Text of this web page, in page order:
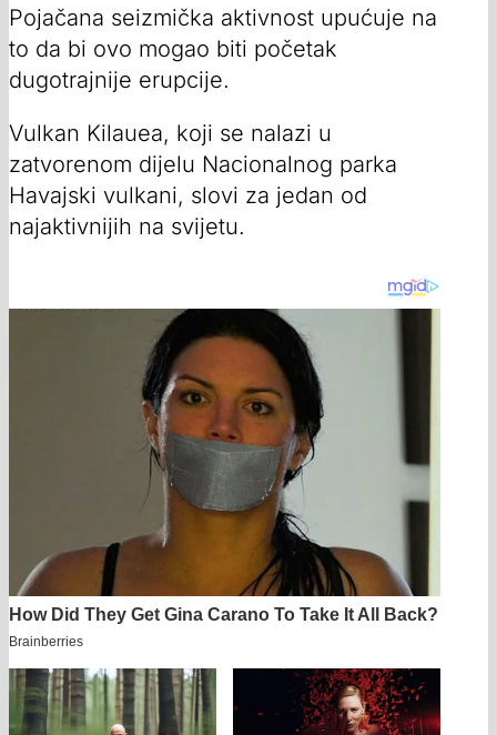
Pojačana seizmička aktivnost upućuje na
to da bi ovo mogao biti početak
dugotrajnije erupcije.
Vulkan Kilauea, koji se nalazi u
zatvorenom dijelu Nacionalnog parka
Havajski vulkani, slovi za jedan od
najaktivnijih na svijetu.